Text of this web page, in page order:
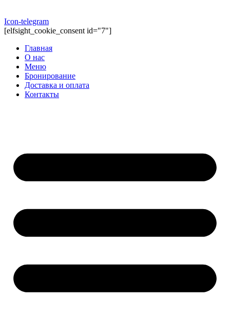
Icon-telegram
[elfsight_cookie_consent id="7"]
Главная
О нас
Меню
Бронирование
Доставка и оплата
Контакты